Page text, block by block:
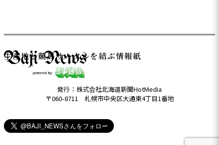
生産地と競馬サークルを結ぶ情報紙
発行：株式会社北海道新聞HotMedia
〒060-8711 札幌市中央区大通東4丁目1番地